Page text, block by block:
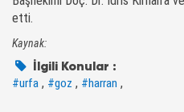
etti.
Kaynak:
İlgili Konular :
#urfa , #goz , #harran ,